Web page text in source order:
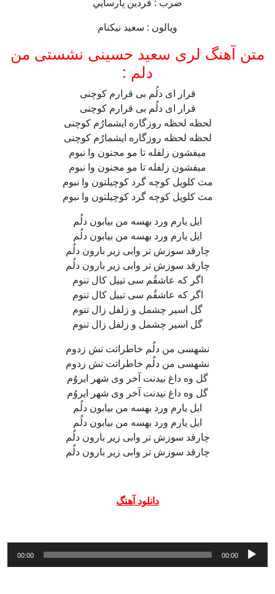
ويالون : سعيد نيكنام
متن آهنگ لری سعید حسینی نشستی من
دلم :
قرار ای دلُم بی قرارم کوچنی
قرار ای دلُم بی قرارم کوچنی
لحظه لحظه روزگاره ایشمارُم کوچنی
لحظه لحظه روزگاره ایشمارُم کوچنی
میفشون زلفله تا مو مجنون وا نبوم
میفشون زلفله تا مو مجنون وا نبوم
مث کلویل کوچه گرد کوچیلتون وا نبوم
مث کلویل کوچه گرد کوچیلتون وا نبوم
ایل یارم ورد بهسه من بیابون دلُم
ایل یارم ورد بهسه من بیابون دلُم
چارقد سوزش تر وابی زیر بارون دلُم
چارقد سوزش تر وابی زیر بارون دلُم
اگر که عاشقُم سی تییل کال تنوم
اگر که عاشقُم سی تییل کال تنوم
گل اسیر چشمل و زلفل زال تنوم
گل اسیر چشمل و زلفل زال تنوم
نشهسی من دلُم خاطراتت تش زدوم
نشهسی من دلُم خاطراتت تش زدوم
گل وه داغ نیدنت آخر وی شهر ایروُم
گل وه داغ نیدنت آخر وی شهر ایروُم
ایل یارم ورد بهسه من بیابون دلُم
ایل یارم ورد بهسه من بیابون دلُم
چارقد سوزش تر وابی زیر بارون دلُم
چارقد سوزش تر وابی زیر بارون دلُم
دانلود آهنگ
پخش‌کننده
صوت
00:00
00:00